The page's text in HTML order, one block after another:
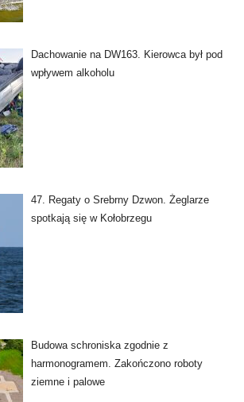
Dachowanie na DW163. Kierowca był pod
wpływem alkoholu
47. Regaty o Srebrny Dzwon. Żeglarze
spotkają się w Kołobrzegu
Budowa schroniska zgodnie z
harmonogramem. Zakończono roboty
ziemne i palowe